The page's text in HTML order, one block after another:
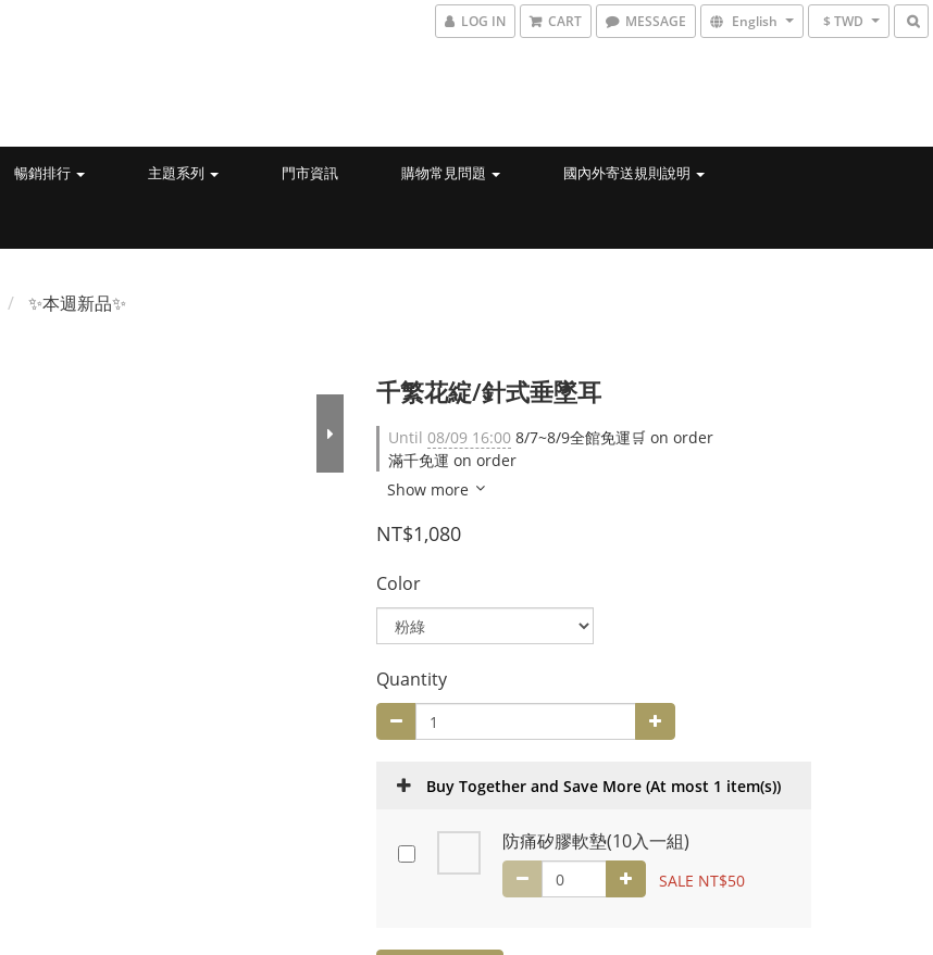
LOG IN CART MESSAGE English $ TWD
暢銷排行 主題系列 門市資訊 購物常見問題 國內外寄送規則說明
✨本週新品✨
千繁花綻/針式垂墜耳
Until 08/09 16:00 8/7~8/9全館免運🛒 on order
滿千免運 on order
Show more
NT$1,080
Color
Quantity
Buy Together and Save More (At most 1 item(s))
防痛矽膠軟墊(10入一組)
SALE NT$50